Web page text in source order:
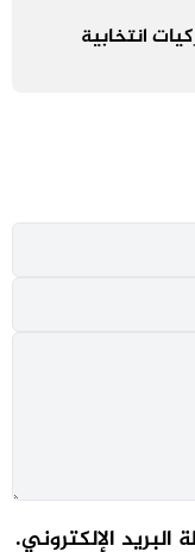
انتخابية
الإلكتروني.